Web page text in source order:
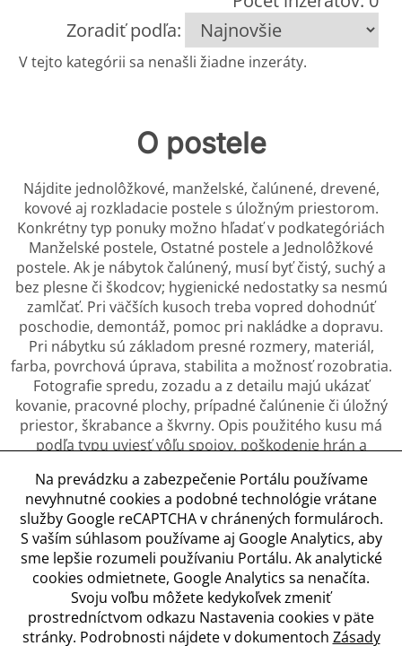
Zoradiť podľa:
V tejto kategórii sa nenašli žiadne inzeráty.
O postele
Nájdite jednolôžkové, manželské, čalúnené, drevené,
kovové aj rozkladacie postele s úložným priestorom.
Konkrétny typ ponuky možno hľadať v podkategóriách
Manželské postele, Ostatné postele a Jednolôžkové
postele. Ak je nábytok čalúnený, musí byť čistý, suchý a
bez plesne či škodcov; hygienické nedostatky sa nesmú
zamlčať. Pri väčších kusoch treba vopred dohodnúť
poschodie, demontáž, pomoc pri nakládke a dopravu.
Pri nábytku sú základom presné rozmery, materiál,
farba, povrchová úprava, stabilita a možnosť rozobratia.
Fotografie spredu, zozadu a z detailu majú ukázať
kovanie, pracovné plochy, prípadné čalúnenie či úložný
priestor, škrabance a škvrny. Opis použitého kusu má
podľa typu uviesť vôľu spojov, poškodenie hrán a
mechanizmov. Kupujúci potrebuje vedieť, čo patrí do
zostavy, aký priestor nábytok vyžaduje a či sa zmestí cez
dvere alebo výťah.
Obchodné podmienky
Ochrana osobných údajov
Na prevádzku a zabezpečenie Portálu používame
nevyhnutné cookies a podobné technológie vrátane
služby Google reCAPTCHA v chránených formulároch.
S vaším súhlasom používame aj Google Analytics, aby
sme lepšie rozumeli používaniu Portálu. Ak analytické
cookies odmietnete, Google Analytics sa nenačíta.
Svoju voľbu môžete kedykoľvek zmeniť
prostredníctvom odkazu Nastavenia cookies v päte
stránky. Podrobnosti nájdete v dokumentoch Zásady